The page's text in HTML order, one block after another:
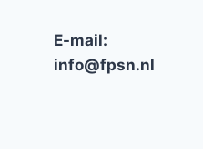
E-mail:
info@fpsn.nl